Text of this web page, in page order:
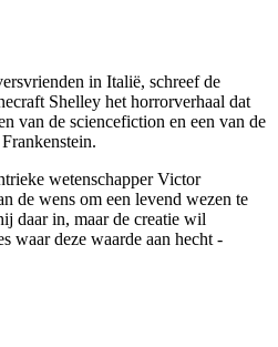
in Italië, schreef de
Shelley het horrorverhaal dat
van de sciencefiction en een van de
wetenschapper Victor
de wens om een levend wezen te
daar in, maar de creatie wil
waar deze waarde aan hecht -